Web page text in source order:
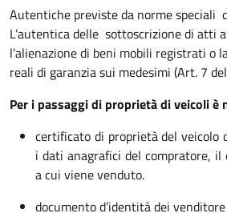
Autentiche previste da norme speciali
L’autentica delle sottoscrizione di atti
l’alienazione di beni mobili registrati o
reali di garanzia sui medesimi (Art. 7
Per i passaggi di proprietà di veicoli è
certificato di proprietà del veicolo
i dati anagrafici del compratore, il
a cui viene venduto.
documento d’identità dei